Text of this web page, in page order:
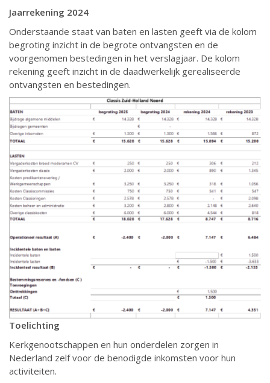
Jaarrekening 2024
Onderstaande staat van baten en lasten geeft via de kolom
begroting inzicht in de begrote ontvangsten en de
voorgenomen bestedingen in het verslagjaar. De kolom
rekening geeft inzicht in de daadwerkelijk gerealiseerde
ontvangsten en bestedingen.
Toelichting
Kerkgenootschappen en hun onderdelen zorgen in
Nederland zelf voor de benodigde inkomsten voor hun
activiteiten.